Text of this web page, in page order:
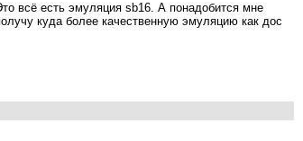
всё есть эмуляция sb16. А понадобится мне
куда более качественную эмуляцию как дос